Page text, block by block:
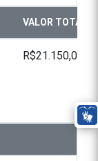
VALOR TOTAL
R$21.150,00